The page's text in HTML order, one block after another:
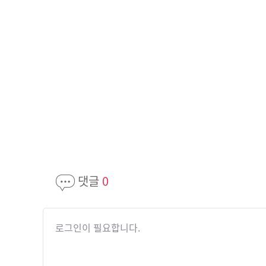
댓글 0
로그인이 필요합니다.